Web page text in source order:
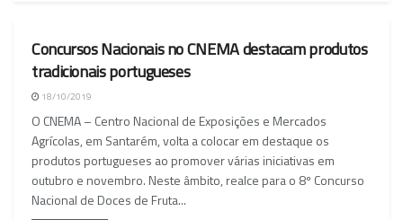
NACIONAL
Concursos Nacionais no CNEMA destacam produtos
tradicionais portugueses
18/10/2019
O CNEMA – Centro Nacional de Exposições e Mercados
Agrícolas, em Santarém, volta a colocar em destaque os
produtos portugueses ao promover várias iniciativas em
outubro e novembro. Neste âmbito, realce para o 8º Concurso
Nacional de Doces de Fruta...